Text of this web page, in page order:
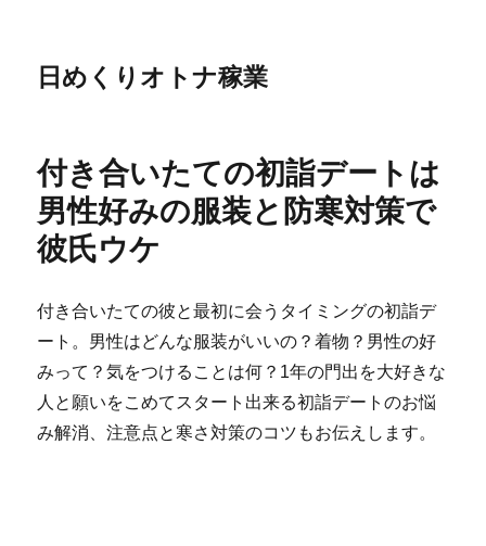
日めくりオトナ稼業
付き合いたての初詣デートは
男性好みの服装と防寒対策で
彼氏ウケ
付き合いたての彼と最初に会うタイミングの初詣デ
ート。男性はどんな服装がいいの？着物？男性の好
みって？気をつけることは何？1年の門出を大好きな
人と願いをこめてスタート出来る初詣デートのお悩
み解消、注意点と寒さ対策のコツもお伝えします。